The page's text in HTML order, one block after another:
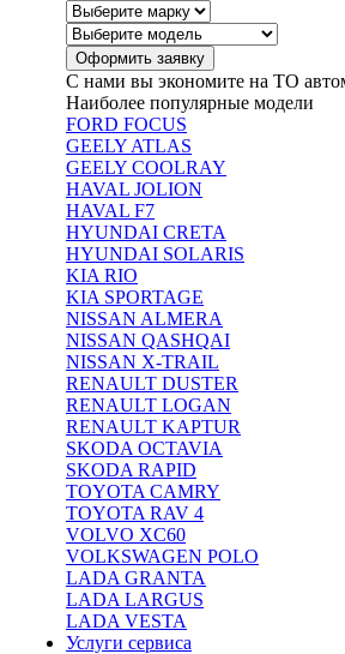
С нами вы экономите на ТО
Наиболее популярные модели
FORD FOCUS
GEELY ATLAS
GEELY COOLRAY
HAVAL JOLION
HAVAL F7
HYUNDAI CRETA
HYUNDAI SOLARIS
KIA RIO
KIA SPORTAGE
NISSAN ALMERA
NISSAN QASHQAI
NISSAN X-TRAIL
RENAULT DUSTER
RENAULT LOGAN
RENAULT KAPTUR
SKODA OCTAVIA
SKODA RAPID
TOYOTA CAMRY
TOYOTA RAV 4
VOLVO XC60
VOLKSWAGEN POLO
LADA GRANTA
LADA LARGUS
LADA VESTA
Услуги сервиса